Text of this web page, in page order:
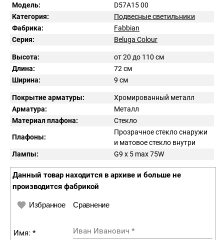
Модель:
D57A15 00
Категория:
Подвесные светильники
Фабрика:
Fabbian
Серия:
Beluga Colour
Высота:
от 20 до 110 см
Длина:
72 см
Ширина:
9 см
Покрытие арматуры:
Хромированный металл
Арматура:
Металл
Материал плафона:
Стекло
Плафоны:
Прозрачное стекло снаружи
и матовое стекло внутри
Лампы:
G9 x 5 max 75W
Данный товар находится в архиве и больше не
производится фабрикой
Избранное Сравнение
Имя: * Иван Иванович *